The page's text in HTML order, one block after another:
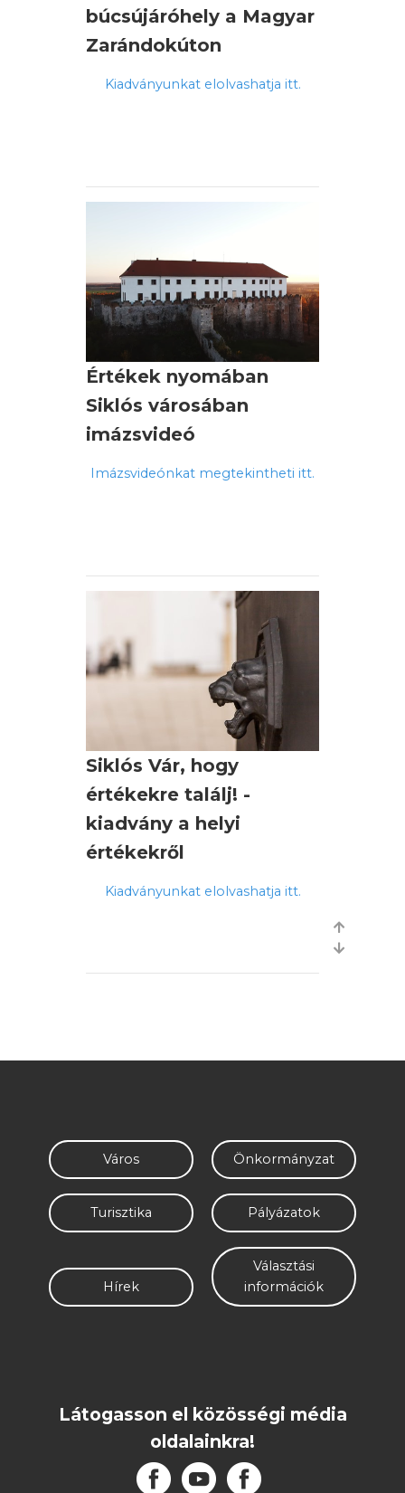
búcsújáróhely a Magyar
Zarándokúton
Kiadványunkat elolvashatja itt.
Értékek nyomában
Siklós városában
imázsvideó
Imázsvideónkat megtekintheti itt.
Siklós Vár, hogy
értékekre találj! -
kiadvány a helyi
értékekről
Kiadványunkat elolvashatja itt.
Previous
Város Önkormányzat
Turisztika Pályázatok
Hírek
Választási
információk
Látogasson el közösségi média
oldalainkra!